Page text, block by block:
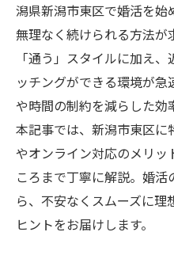
潟県新潟市東区で婚活を
無理なく続けられる方法が
「通う」スタイルに加え
ッチングができる環境が
や時間の制約を減らした効
本記事では、新潟市東区
やオンライン対応のメリ
ころまで丁寧に解説。婚
ら、不安なくスムーズに
ヒントをお届けします。